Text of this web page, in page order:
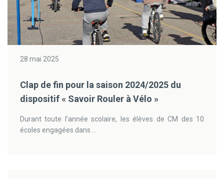
28 mai 2025
Clap de fin pour la saison 2024/2025 du
dispositif « Savoir Rouler à Vélo »
Durant toute l’année scolaire, les élèves de CM des 10
écoles engagées dans ...